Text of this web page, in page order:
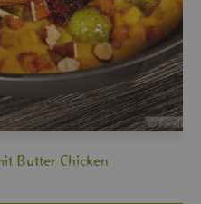
But­ter Chi­cken